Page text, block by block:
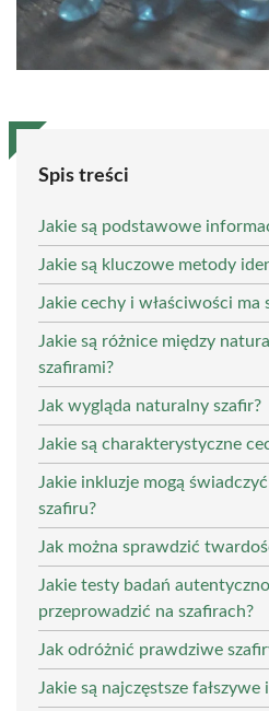
Spis treści
Jakie są podstawowe
Jakie są kluczowe metody
Jakie cechy i właściwości ma
Jakie są różnice między
szafirami?
Jak wygląda naturalny szafir?
Jakie są charakterystyczne
Jakie inkluzje mogą
szafiru?
Jak można sprawdzić
Jakie testy badań
przeprowadzić na szafirach?
Jak odróżnić prawdziwe
Jakie są najczęstsze